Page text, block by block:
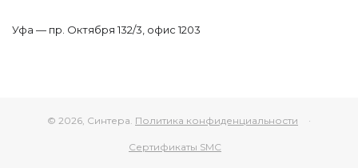
Уфа — пр. Октября 132/3, офис 1203
© 2026, Синтера. Политика конфиденциальности ·
Сертификаты SMC